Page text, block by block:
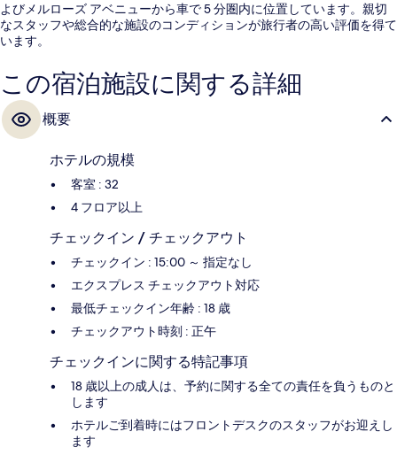
よびメルローズ アベニューから車で 5 分圏内に位置しています。親切
なスタッフや総合的な施設のコンディションが旅行者の高い評価を得て
います。
この宿泊施設に関する詳細
概要
ホテルの規模
客室 : 32
4 フロア以上
チェックイン / チェックアウト
チェックイン : 15:00 ～ 指定なし
エクスプレス チェックアウト対応
最低チェックイン年齢 : 18 歳
チェックアウト時刻 : 正午
チェックインに関する特記事項
18 歳以上の成人は、予約に関する全ての責任を負うものと
します
ホテルご到着時にはフロントデスクのスタッフがお迎えし
ます